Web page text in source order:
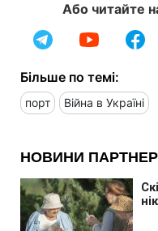
Або читайте
Більше по темі:
порт Війна в Україні